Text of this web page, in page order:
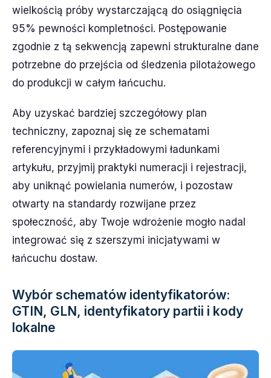
wielkością próby wystarczającą do osiągnięcia
95% pewności kompletności. Postępowanie
zgodnie z tą sekwencją zapewni strukturalne dane
potrzebne do przejścia od śledzenia pilotażowego
do produkcji w całym łańcuchu.
Aby uzyskać bardziej szczegółowy plan
techniczny, zapoznaj się ze schematami
referencyjnymi i przykładowymi ładunkami
artykułu, przyjmij praktyki numeracji i rejestracji,
aby uniknąć powielania numerów, i pozostaw
otwarty na standardy rozwijane przez
społeczność, aby Twoje wdrożenie mogło nadal
integrować się z szerszymi inicjatywami w
łańcuchu dostaw.
Wybór schematów identyfikatorów:
GTIN, GLN, identyfikatory partii i kody
lokalne